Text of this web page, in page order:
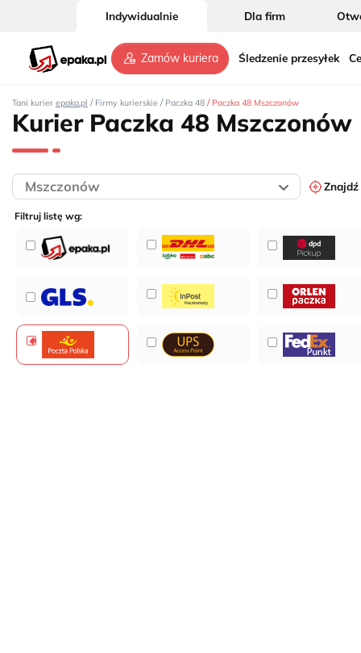
Indywidualnie Dla firm
Zamów kuriera Śledzenie przesyłek
Tani kurier epaka.pl / Firmy kurierskie / Paczka 48 / Paczka 48 Mszczonów
Kurier Paczka 48 Mszczonów
Filtruj listę wg: